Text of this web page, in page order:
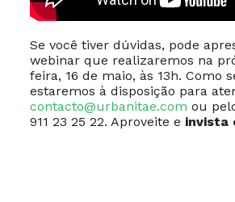
Se você tiver dúvidas, pode
webinar que realizaremos na
feira, 16 de maio, às 13h. Como
estaremos à disposição para
contacto@urbanitae.com ou
911 23 25 22. Aproveite e invista